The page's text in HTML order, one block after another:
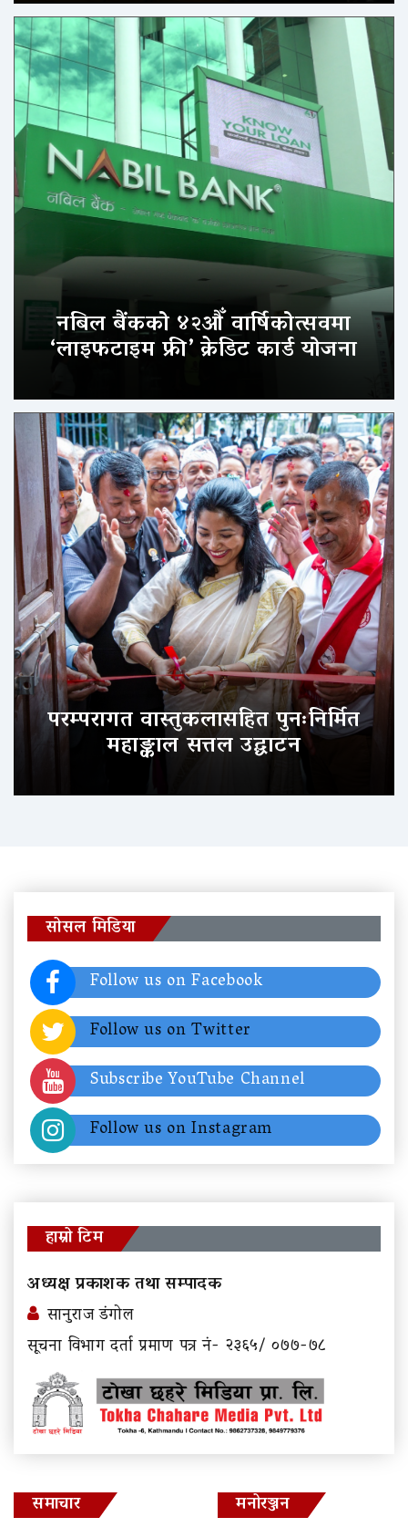
नबिल बैंकको ४२औँ वार्षिकोत्सवमा
‘लाइफटाइम फ्री’ क्रेडिट कार्ड योजना
परम्परागत वास्तुकलासहित पुनःनिर्मित
महाङ्काल सत्तल उद्घाटन
सोसल मिडिया
Follow us on Facebook
Follow us on Twitter
Subscribe YouTube Channel
Follow us on Instagram
हाम्रो टिम
अध्यक्ष प्रकाशक तथा सम्पादक
सानुराज डंगोल
सूचना विभाग दर्ता प्रमाण पत्र नं- २३६५/ ०७७-७८
समाचार
मनोरञ्जन